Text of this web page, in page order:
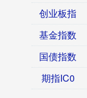
创业板指
基金指数
国债指数
期指IC0